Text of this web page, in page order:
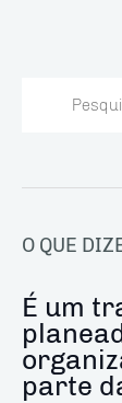
O QUE
É um
parte